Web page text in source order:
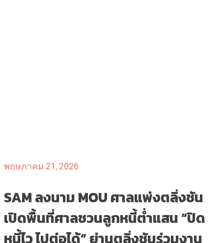
พฤษภาคม 21, 2026
SAM ลงนาม MOU ศาลแพ่งตลิ่งชัน
เปิดพื้นที่ศาลชวนลูกหนี้ต่ำแสน “ปิด
หนี้ไว ไปต่อได้” ย่านตลิ่งชันร่วมงาน